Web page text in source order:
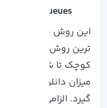
Simple Queues
این روش مطابق اسمی
ترین روش مدیریت و
کوچک تا شبکه های